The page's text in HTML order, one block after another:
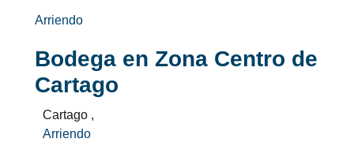
Arriendo
Bodega en Zona Centro de
Cartago
Cartago ,
Arriendo